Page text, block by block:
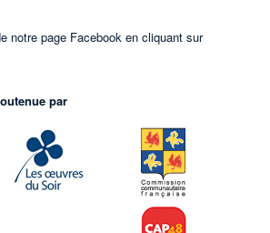
notre page Facebook en cliquant sur
par